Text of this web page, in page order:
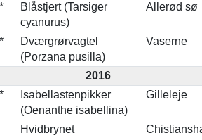
*
Blåstjert (Tarsiger
cyanurus)
Allerød sø
*
Dværgrørvagtel
(Porzana pusilla)
Vaserne
2016
*
Isabellastenpikker
(Oenanthe isabellina)
Gilleleje
Hvidbrynet